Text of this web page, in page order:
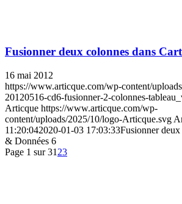
Fusionner deux colonnes dans
16 mai 2012
https://www.articque.com/wp-content/
20120516-cd6-fusionner-2-colonnes-
Articque https://www.articque.com/wp-
content/uploads/2025/10/logo-Articque.svg
11:20:042020-01-03 17:03:33Fusionner deux
& Données 6
Page 1 sur 31 23